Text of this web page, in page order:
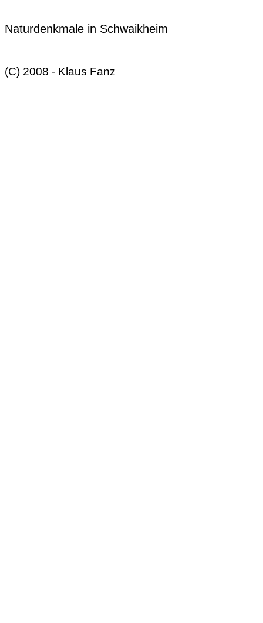
Naturdenkmale in Schwaikheim
(C) 2008 - Klaus Fanz